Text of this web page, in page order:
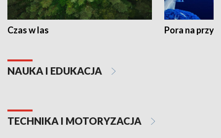
Czas w las Pora na
NAUKA I EDUKACJA
TECHNIKA I MOTORYZACJA